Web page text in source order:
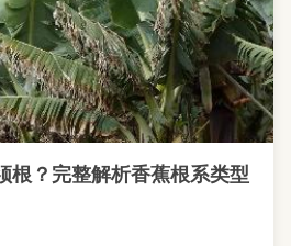
根？完整解析香蕉根系类型